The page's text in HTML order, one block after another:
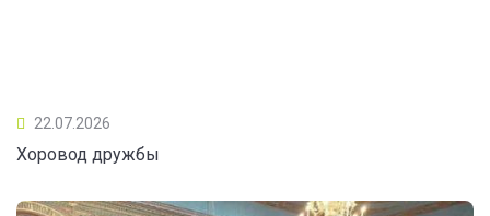
22.07.2026
Хоровод дружбы